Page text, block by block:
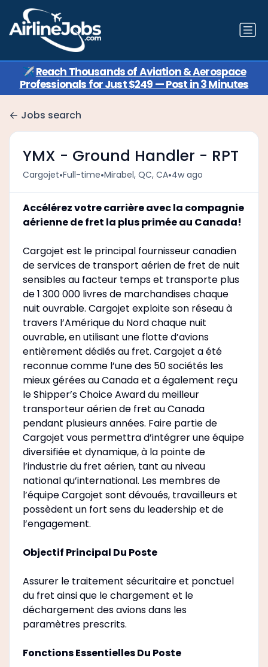
✈️Reach Thousands of Aviation & Aerospace
Professionals for Just $249 — Post in 3 Minutes
Jobs search
YMX - Ground Handler - RPT
Cargojet•Full-time•Mirabel, QC, CA•4w ago
Accélérez votre carrière avec la compagnie
aérienne de fret la plus primée au Canada!
Cargojet est le principal fournisseur canadien
de services de transport aérien de fret de nuit
sensibles au facteur temps et transporte plus
de 1 300 000 livres de marchandises chaque
nuit ouvrable. Cargojet exploite son réseau à
travers l’Amérique du Nord chaque nuit
ouvrable, en utilisant une flotte d’avions
entièrement dédiés au fret. Cargojet a été
reconnue comme l’une des 50 sociétés les
mieux gérées au Canada et a également reçu
le Shipper’s Choice Award du meilleur
transporteur aérien de fret au Canada
pendant plusieurs années. Faire partie de
Cargojet vous permettra d’intégrer une équipe
diversifiée et dynamique, à la pointe de
l’industrie du fret aérien, tant au niveau
national qu’international. Les membres de
l’équipe Cargojet sont dévoués, travailleurs et
possèdent un fort sens du leadership et de
l’engagement.
Objectif Principal Du Poste
Assurer le traitement sécuritaire et ponctuel
du fret ainsi que le chargement et le
déchargement des avions dans les
paramètres prescrits.
Fonctions Essentielles Du Poste